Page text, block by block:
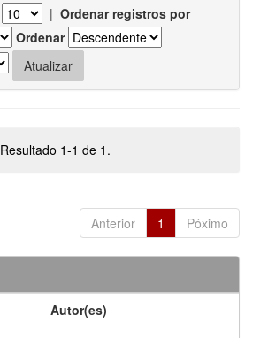
| Ordenar registros por
Ordenar
Resultado 1-1 de 1.
Anterior 1 Póximo
Autor(es)